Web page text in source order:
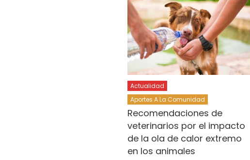
Actualidad
Aportes A La Comunidad
Recomendaciones de
veterinarios por el impacto
de la ola de calor extremo
en los animales